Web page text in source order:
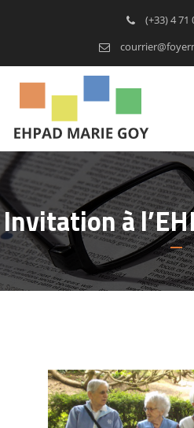
(+33) 4 71
Invitation à